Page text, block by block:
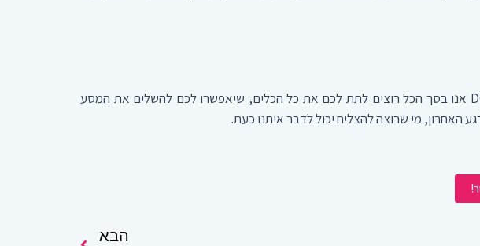
אתם הגעתם לעולם כדי לממש את הפוטנציאל הגלום בכם. בשביל זה, אנחנו כאן. ב- DOCTOR GRADE אנו בסך הכל רוצים לתת לכם את כל הכלים, שיאפשרו לכם להשלים את המסע
האחרון, מי שרוצה להצליח יכול לדבר איתנו כעת.
הבא